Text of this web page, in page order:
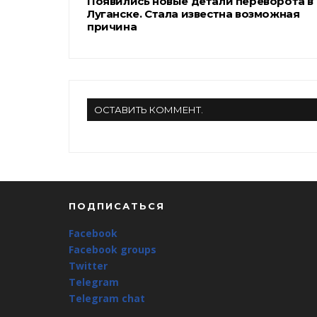
Луганске. Стала известна возможная
причина
ОСТАВИТЬ КОММЕНТ.
ПОДПИСАТЬСЯ
Facebook
Facebook groups
Twitter
Telegram
Telegram chat